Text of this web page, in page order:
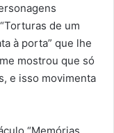
de um
à porta” que lhe
mostrou que só
e isso movimenta